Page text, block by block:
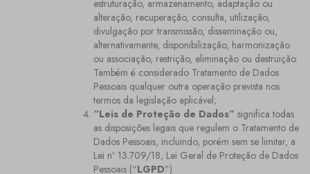
estruturação, armazenamento, adaptação ou
alteração, recuperação, consulta, utilização,
divulgação por transmissão, disseminação ou,
alternativamente, disponibilização, harmonização
ou associação, restrição, eliminação ou destruição.
Também é considerado Tratamento de Dados
Pessoais qualquer outra operação prevista nos
termos da legislação aplicável;
“Leis de Proteção de Dados” significa todas
as disposições legais que regulem o Tratamento de
Dados Pessoais, incluindo, porém sem se limitar, a
Lei nº 13.709/18, Lei Geral de Proteção de Dados
Pessoais (“LGPD”).